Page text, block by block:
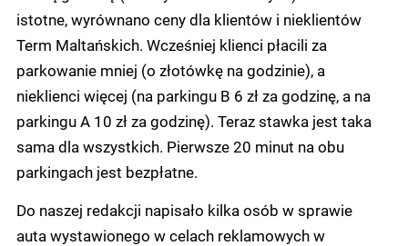
istotne, wyrównano ceny dla klientów i nieklientów
Term Maltańskich. Wcześniej klienci płacili za
parkowanie mniej (o złotówkę na godzinie), a
nieklienci więcej (na parkingu B 6 zł za godzinę, a na
parkingu A 10 zł za godzinę). Teraz stawka jest taka
sama dla wszystkich. Pierwsze 20 minut na obu
parkingach jest bezpłatne.
Do naszej redakcji napisało kilka osób w sprawie
auta wystawionego w celach reklamowych w